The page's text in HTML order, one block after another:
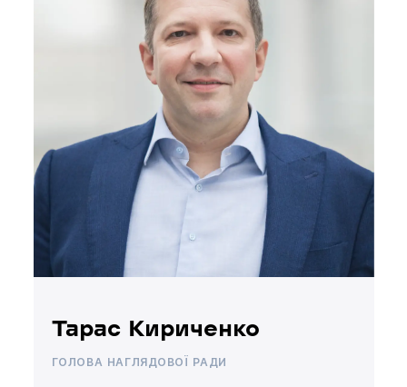
Тарас Кириченко
ГОЛОВА НАГЛЯДОВОЇ РАДИ